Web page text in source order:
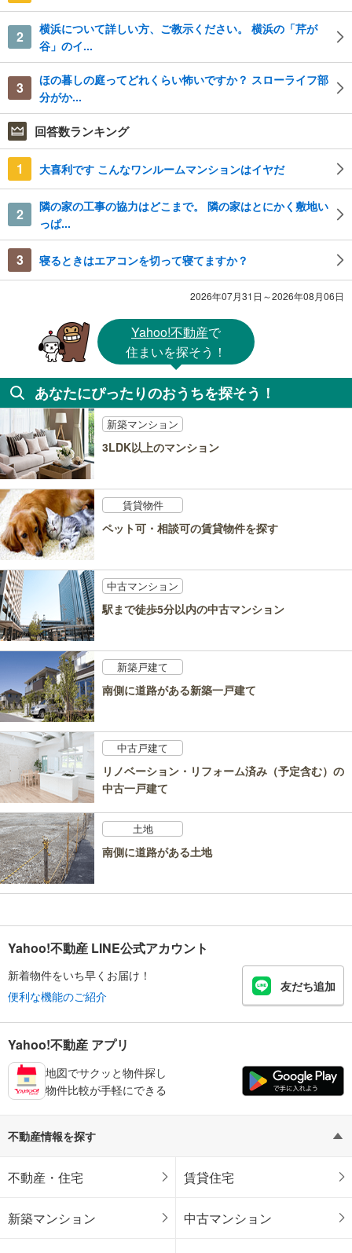
2
横浜について詳しい方、ご教示ください。 横浜の「芹が
谷」のイ...
3
ほの暮しの庭ってどれくらい怖いですか？ スローライフ部
分がか...
回答数ランキング
1 大喜利です こんなワンルームマンションはイヤだ
2
隣の家の工事の協力はどこまで。 隣の家はとにかく敷地い
っぱ...
3 寝るときはエアコンを切って寝てますか？
2026年07月31日～2026年08月06日
Yahoo!不動産で
住まいを探そう！
あなたにぴったりのおうちを探そう！
新築マンション
3LDK以上のマンション
賃貸物件
ペット可・相談可の賃貸物件を探す
中古マンション
駅まで徒歩5分以内の中古マンション
新築戸建て
南側に道路がある新築一戸建て
中古戸建て
リノベーション・リフォーム済み（予定含む）の
中古一戸建て
土地
南側に道路がある土地
Yahoo!不動産 LINE公式アカウント
新着物件をいち早くお届け！
便利な機能のご紹介
友だち追加
Yahoo!不動産 アプリ
地図でサクッと物件探し
物件比較が手軽にできる
不動産情報を探す
不動産・住宅 賃貸住宅
新築マンション 中古マンション